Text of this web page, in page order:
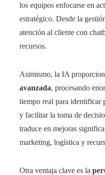
los equipos enfocarse en
estratégico. Desde la
atención al cliente con
recursos.
Asimismo, la IA
avanzada, procesando
tiempo real para identificar
y facilitar la toma de
traduce en mejoras
marketing, logística y
Otra ventaja clave es la